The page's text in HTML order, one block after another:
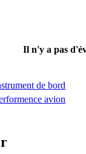
Il n'y a pas
de bord
avion